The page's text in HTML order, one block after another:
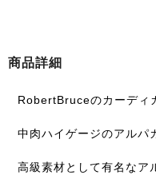
商品詳細
RobertBruceのカーディ
中肉ハイゲージのアルパ
高級素材として有名なア